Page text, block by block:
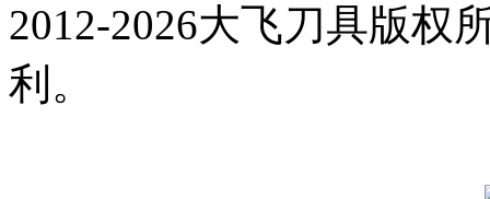
2012-2026大飞刀具版权
利。